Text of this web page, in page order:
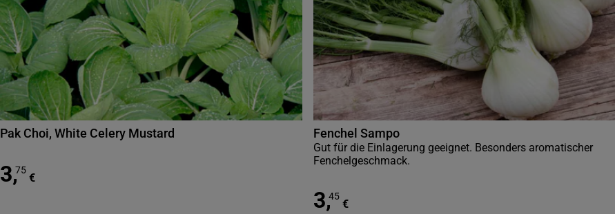
Pak Choi, White Celery Mustard
3,75
€
Fenchel Sampo
Gut für die Einlagerung geeignet. Besonders aromatischer
Fenchelgeschmack.
3,45
€